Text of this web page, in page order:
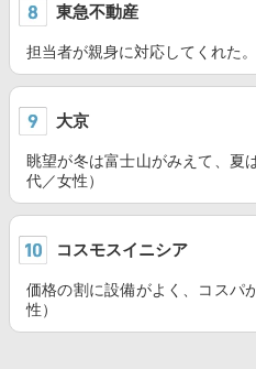
東急不動産
担当者が親身に対応してくれた
大京
眺望が冬は富士山がみえて、夏
代／女性）
コスモスイニシア
価格の割に設備がよく、コスパ
性）